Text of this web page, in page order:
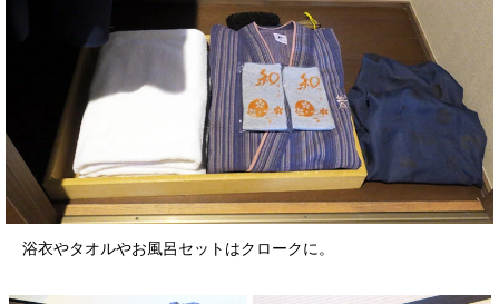
浴衣やタオルやお風呂セットはクロークに。